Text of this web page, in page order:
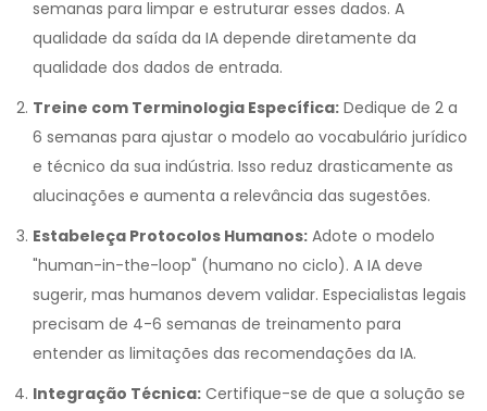
semanas para limpar e estruturar esses dados. A
qualidade da saída da IA depende diretamente da
qualidade dos dados de entrada.
Treine com Terminologia Específica: Dedique de 2 a
6 semanas para ajustar o modelo ao vocabulário jurídico
e técnico da sua indústria. Isso reduz drasticamente as
alucinações e aumenta a relevância das sugestões.
Estabeleça Protocolos Humanos: Adote o modelo
"human-in-the-loop" (humano no ciclo). A IA deve
sugerir, mas humanos devem validar. Especialistas legais
precisam de 4-6 semanas de treinamento para
entender as limitações das recomendações da IA.
Integração Técnica: Certifique-se de que a solução se